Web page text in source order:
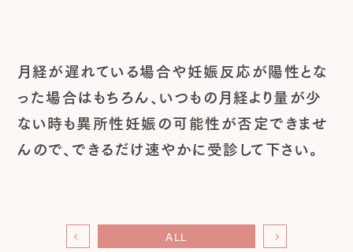
月経が遅れている場合や妊娠反応が陽性とな
った場合はもちろん、いつもの月経より量が少
ない時も異所性妊娠の可能性が否定できませ
んので、できるだけ速やかに受診して下さい。
ALL